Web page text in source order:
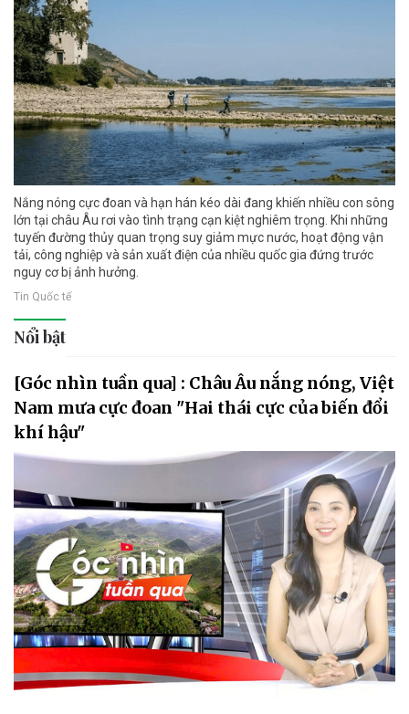
Nắng nóng cực đoan và hạn hán kéo dài đang khiến nhiều con sông
lớn tại châu Âu rơi vào tình trạng cạn kiệt nghiêm trọng. Khi những
tuyến đường thủy quan trọng suy giảm mực nước, hoạt động vận
tải, công nghiệp và sản xuất điện của nhiều quốc gia đứng trước
nguy cơ bị ảnh hưởng.
Tin Quốc tế
Nổi bật
[Góc nhìn tuần qua] : Châu Âu nắng nóng, Việt
Nam mưa cực đoan "Hai thái cực của biến đổi
khí hậu"